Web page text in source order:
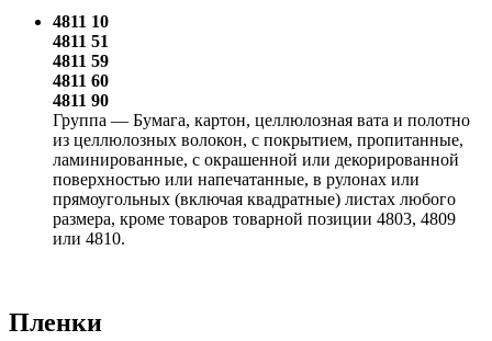
4811 10
4811 51
4811 59
4811 60
4811 90
Группа — Бумага, картон, целлюлозная вата и полотно
из целлюлозных волокон, с покрытием, пропитанные,
ламинированные, с окрашенной или декорированной
поверхностью или напечатанные, в рулонах или
прямоугольных (включая квадратные) листах любого
размера, кроме товаров товарной позиции 4803, 4809
или 4810.
Пленки